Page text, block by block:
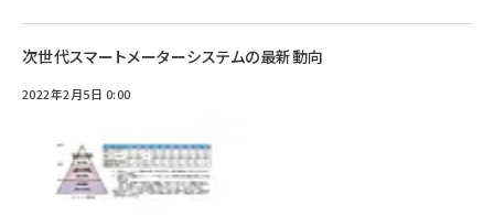
次世代スマートメーターシステムの最新動向
2022年2月5日 0:00